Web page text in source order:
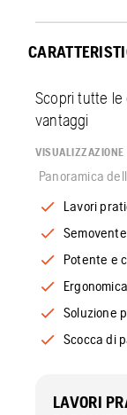
Scopri tutte le
vantaggi
VISUALIZZAZIONE
Panoramica
Lavori
Potente e
Ergonomica
Soluzione
Scocca di
LAVORI